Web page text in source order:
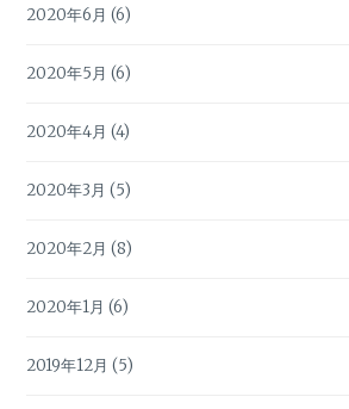
2020年6月 (6)
2020年5月 (6)
2020年4月 (4)
2020年3月 (5)
2020年2月 (8)
2020年1月 (6)
2019年12月 (5)